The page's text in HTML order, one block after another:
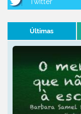
Últimas